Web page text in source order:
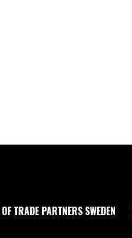
TRADE PARTNERS SWEDEN